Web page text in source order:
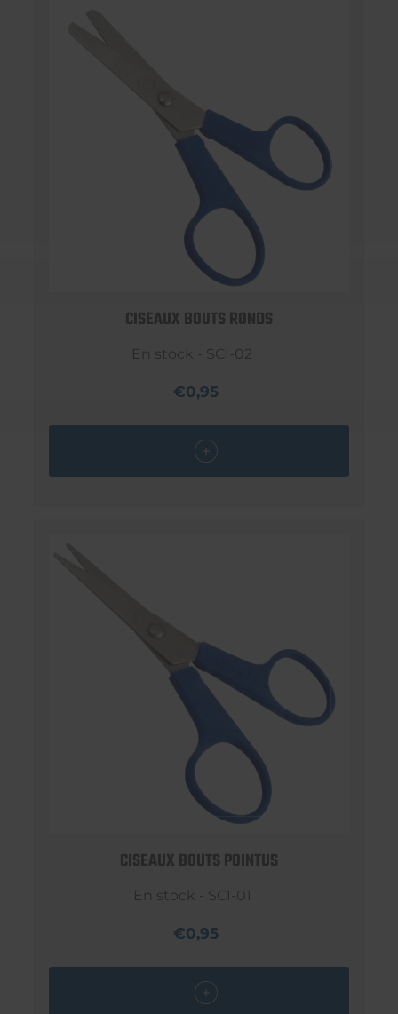
CISEAUX BOUTS RONDS
En stock - SCI-02
€0,95
CISEAUX BOUTS POINTUS
En stock - SCI-01
€0,95